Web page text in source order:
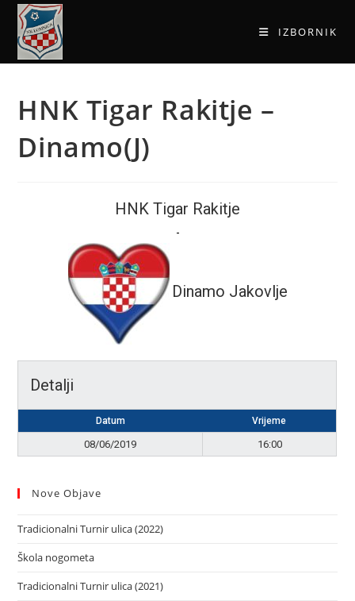
IZBORNIK
HNK Tigar Rakitje –
Dinamo(J)
HNK Tigar Rakitje
-
Dinamo Jakovlje
Detalji
Datum Vrijeme
08/06/2019 16:00
Nove Objave
Tradicionalni Turnir ulica (2022)
Škola nogometa
Tradicionalni Turnir ulica (2021)